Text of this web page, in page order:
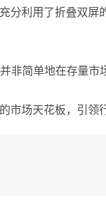
利用了折叠双屏
简单地在存量市
场天花板，引领